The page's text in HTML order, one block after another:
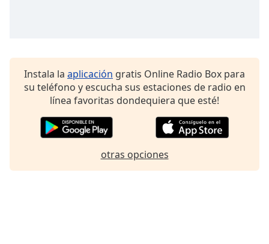
dialog
window.
Instala la aplicación gratis Online Radio Box para
su teléfono y escucha sus estaciones de radio en
línea favoritas dondequiera que esté!
otras opciones